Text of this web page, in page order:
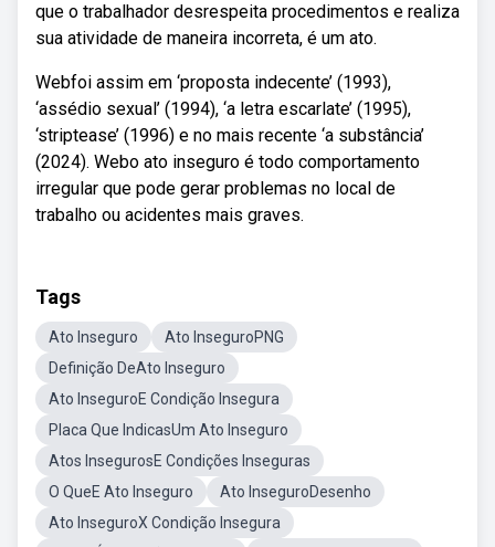
que o trabalhador desrespeita procedimentos e realiza
sua atividade de maneira incorreta, é um ato.
Webfoi assim em ‘proposta indecente’ (1993),
‘assédio sexual’ (1994), ‘a letra escarlate’ (1995),
‘striptease’ (1996) e no mais recente ‘a substância’
(2024). Webo ato inseguro é todo comportamento
irregular que pode gerar problemas no local de
trabalho ou acidentes mais graves.
Tags
Ato Inseguro
Ato InseguroPNG
Definição DeAto Inseguro
Ato InseguroE Condição Insegura
Placa Que IndicasUm Ato Inseguro
Atos InsegurosE Condições Inseguras
O QueE Ato Inseguro
Ato InseguroDesenho
Ato InseguroX Condição Insegura